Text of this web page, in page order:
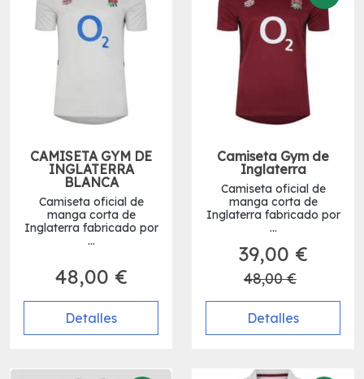
CAMISETA GYM DE
INGLATERRA
BLANCA
Camiseta oficial de
manga corta de
Inglaterra fabricado por
...
48,00 €
Detalles
Camiseta Gym de
Inglaterra
Camiseta oficial de
manga corta de
Inglaterra fabricado por
...
39,00 €
48,00 €
Detalles